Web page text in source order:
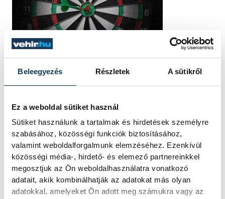
Beleegyezés Részletek A sütikről
Ez a weboldal sütiket használ
Sütiket használunk a tartalmak és hirdetések személyre
szabásához, közösségi funkciók biztosításához,
valamint weboldalforgalmunk elemzéséhez. Ezenkívül
közösségi média-, hirdető- és elemező partnereinkkel
megosztjuk az Ön weboldalhasználatra vonatkozó
adatait, akik kombinálhatják az adatokat más olyan
adatokkal, amelyeket Ön adott meg számukra vagy az